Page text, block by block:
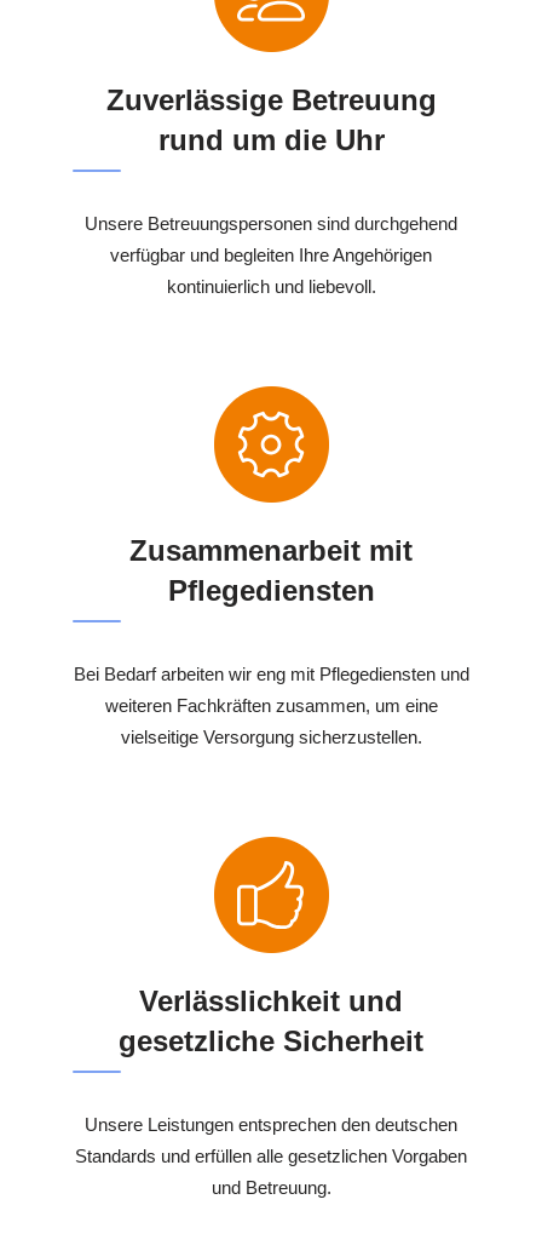
Zuverlässige Betreuung
rund um die Uhr
Unsere Betreuungspersonen sind durchgehend
verfügbar und begleiten Ihre Angehörigen
kontinuierlich und liebevoll.
Zusammenarbeit mit
Pflegediensten
Bei Bedarf arbeiten wir eng mit Pflegediensten und
weiteren Fachkräften zusammen, um eine
vielseitige Versorgung sicherzustellen.
Verlässlichkeit und
gesetzliche Sicherheit
Unsere Leistungen entsprechen den deutschen
Standards und erfüllen alle gesetzlichen Vorgaben
und Betreuung.